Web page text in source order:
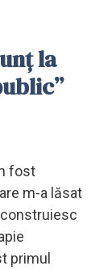
la
fost
m-a lăsat
primul